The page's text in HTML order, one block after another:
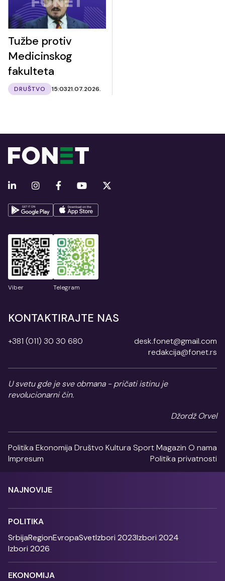
Tužbe protiv
Medicinskog
fakulteta
DRUŠTVO 15:0321.07.2026.
Viber Telegram
KONTAKTIRAJTE NAS
+381 (011) 30 30 680
desk.fonet@gmail.com
redakcija@fonet.rs
U svetu gde je sve obmana - pričati istinu je
revolucionarni čin.
Džordž Orvel
Politika Ekonomija Društvo Kultura SportMagazin O nama
Impresum
Politika privatnosti
NAJNOVIJE
POLITIKA
SrbijaRegionEvropaSvetIzbori 2023Izbori 2024
Izbori 2026
EKONOMIJA